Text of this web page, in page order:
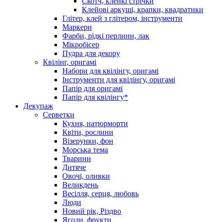
Клейові аркуші, крапки, квадратики
Глітер, клей з глітером, інструменти
Маркери
Фарби, рідкі перлини, лак
Мікробісер
Пудра для декору
Квілінг, оригамі
Набори для квілінгу, оригамі
Інструменти для квілінгу, оригамі
Папір для оригамі
Папір для квілінгу*
Декупаж
Серветки
Кухня, натюрморти
Квіти, рослини
Візерунки, фон
Морська тема
Тварини
Дитяче
Овочі, оливки
Великдень
Весілля, серця, любовь
Люди
Новий рік, Різдво
Ягоди, фрукти